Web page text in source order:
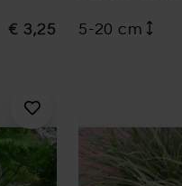
€ 3,25 5-20 cm